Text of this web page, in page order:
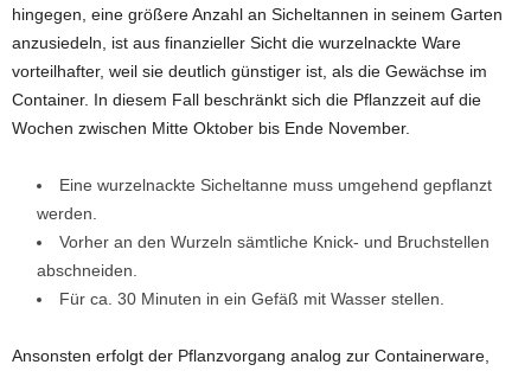
hingegen, eine größere Anzahl an Sicheltannen in seinem Garten
anzusiedeln, ist aus finanzieller Sicht die wurzelnackte Ware
vorteilhafter, weil sie deutlich günstiger ist, als die Gewächse im
Container. In diesem Fall beschränkt sich die Pflanzzeit auf die
Wochen zwischen Mitte Oktober bis Ende November.
Eine wurzelnackte Sicheltanne muss umgehend gepflanzt
werden.
Vorher an den Wurzeln sämtliche Knick- und Bruchstellen
abschneiden.
Für ca. 30 Minuten in ein Gefäß mit Wasser stellen.
Ansonsten erfolgt der Pflanzvorgang analog zur Containerware,